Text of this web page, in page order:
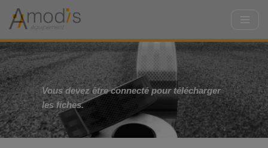
Aller
au
contenu
Vous devez être connecté pour télécharger
les fiches.